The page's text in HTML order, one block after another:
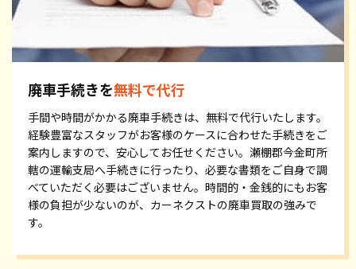
廃車手続きを無料で代行
手間や時間がかかる廃車手続きは、無料で代行いたします。
経験豊富なスタッフがお客様のケースに合わせた手続きをご
案内しますので、安心してお任せください。瀬棚郡今金町所
轄の運輸支局へ手続きに行ったり、必要な書類をご自身で調
べていただく必要はございません。時間的・金銭的にもお客
様の負担が少ないのが、カーネクストの廃車買取の強みで
す。